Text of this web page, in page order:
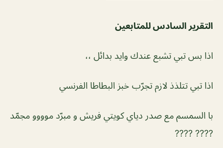
التقرير السادس للمتابعين
اذا بس تبي تشبع عندك وايد بدائل ،،
اذا تبي تتلذذ لازم تجرّب خبز البطاطا الفرنسي
با السمسم مع صدر دياي كويتي فريش و مبرّد موووو مجمّد
???? ????